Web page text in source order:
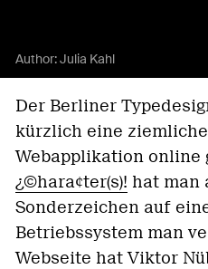
Author:Julia Kahl
Der Berliner
kürzlich eine
Webapplikation online
¿©hara¢ter(s)! hat man
Sonderzeichen auf
Betriebssystem man
Webseite hat Viktor